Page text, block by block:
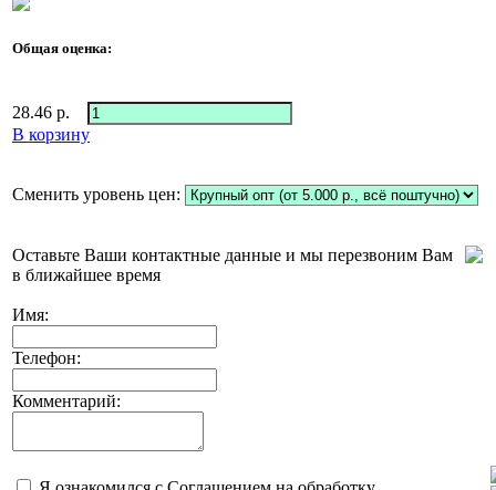
Общая оценка:
28.46 р.
В корзину
Сменить уровень цен:
Оставьте Ваши контактные данные и мы перезвоним Вам
в ближайшее время
Имя:
Телефон:
Комментарий: